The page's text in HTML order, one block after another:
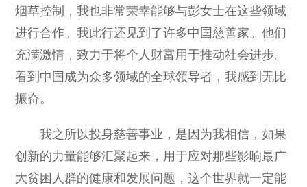
烟草控制，我也非常荣幸能够与彭女士在这些领域
进行合作。我此行还见到了许多中国慈善家。他们
充满激情，致力于将个人财富用于推动社会进步。
看到中国成为众多领域的全球领导者，我感到无比
振奋。
我之所以投身慈善事业，是因为我相信，如果
创新的力量能够汇聚起来，用于应对那些影响最广
大贫困人群的健康和发展问题，这个世界就一定能